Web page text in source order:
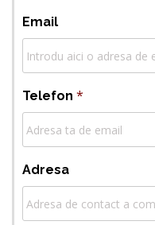
Email
Telefon *
Adresa